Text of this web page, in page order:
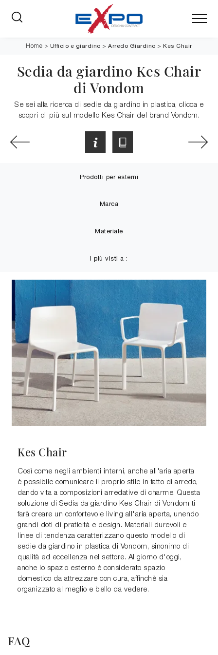
Home > Ufficio e giardino >Arredo Giardino >Kes Chair
Sedia da giardino Kes Chair
di Vondom
Se sei alla ricerca di sedie da giardino in plastica, clicca e
scopri di più sul modello Kes Chair del brand Vondom.
Prodotti per esterni
Marca
Materiale
I più visti a :
Kes Chair
Così come negli ambienti interni, anche all'aria aperta
è possibile comunicare il proprio stile in fatto di arredo,
dando vita a composizioni arredative di charme. Questa
soluzione di Sedia da giardino Kes Chair di Vondom ti
farà creare un confortevole living all'aria aperta, unendo
grandi doti di praticità e design. Materiali durevoli e
linee di tendenza caratterizzano questo modello di
sedie da giardino in plastica di Vondom, sinonimo di
qualità ed eccellenza nel settore. Al giorno d'oggi,
anche lo spazio esterno è considerato spazio
domestico da attrezzare con cura, affinchè sia
organizzato al meglio e bello da vedere.
FAQ